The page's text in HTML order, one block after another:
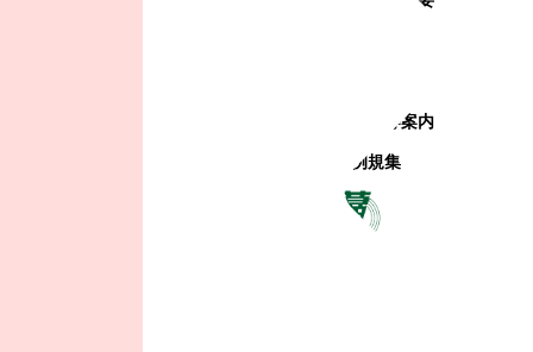
観光地・公共施設等案内
電子掲示場・例規集